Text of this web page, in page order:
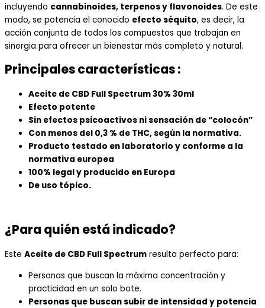
incluyendo cannabinoides, terpenos y flavonoides. De este
modo, se potencia el conocido efecto séquito, es decir, la
acción conjunta de todos los compuestos que trabajan en
sinergia para ofrecer un bienestar más completo y natural.
Principales características :
Aceite de CBD Full Spectrum 30% 30ml
Efecto potente
Sin efectos psicoactivos ni sensación de “colocón”
Con menos del 0,3 % de THC, según la normativa.
Producto testado en laboratorio y conforme a la
normativa europea
100% legal y producido en Europa
De uso tópico.
¿Para quién está indicado?
Este Aceite de CBD Full Spectrum resulta perfecto para:
Personas que buscan la máxima concentración y
practicidad en un solo bote.
Personas que buscan subir de intensidad y potencia